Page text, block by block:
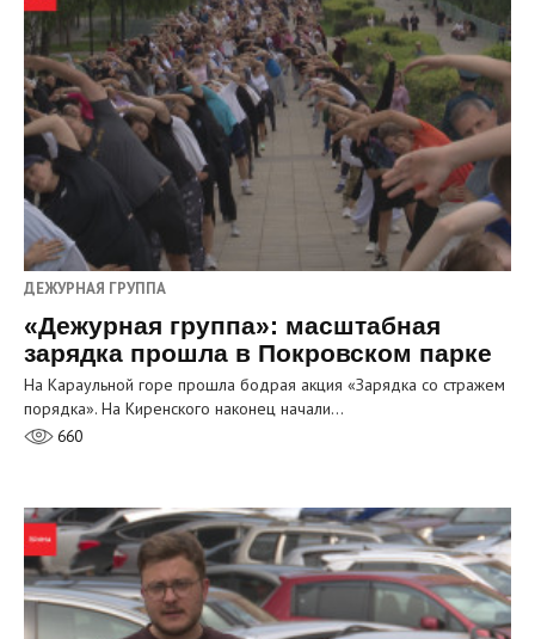
ДЕЖУРНАЯ ГРУППА
«Дежурная группа»: масштабная
зарядка прошла в Покровском парке
На Караульной горе прошла бодрая акция «Зарядка со стражем
порядка». На Киренского наконец начали…
660